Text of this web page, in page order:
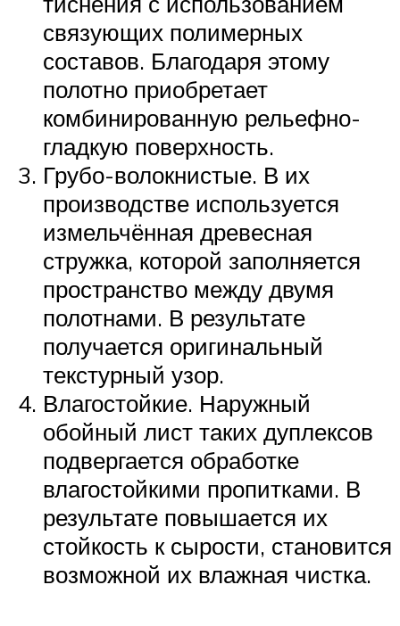
связующих полимерных
составов. Благодаря этому
полотно приобретает
комбинированную рельефно-
гладкую поверхность.
Грубо-волокнистые. В их
производстве используется
измельчённая древесная
стружка, которой заполняется
пространство между двумя
полотнами. В результате
получается оригинальный
текстурный узор.
Влагостойкие. Наружный
обойный лист таких дуплексов
подвергается обработке
влагостойкими пропитками. В
результате повышается их
стойкость к сырости, становится
возможной их влажная чистка.